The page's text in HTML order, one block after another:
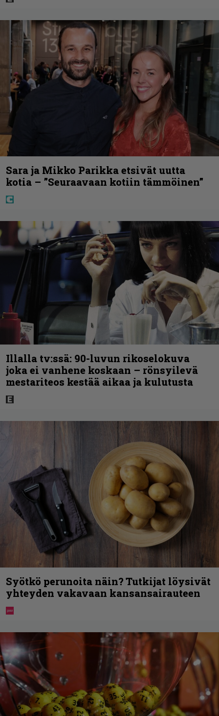
Sara ja Mikko Parikka etsivät uutta
kotia – ”Seuraavaan kotiin tämmöinen”
Illalla tv:ssä: 90-luvun rikoselokuva
joka ei vanhene koskaan – rönsyilevä
mestariteos kestää aikaa ja kulutusta
Syötkö perunoita näin? Tutkijat löysivät
yhteyden vakavaan kansansairauteen